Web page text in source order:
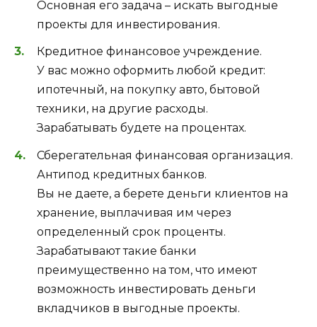
Основная его задача – искать выгодные
проекты для инвестирования.
Кредитное финансовое учреждение.
У вас можно оформить любой кредит:
ипотечный, на покупку авто, бытовой
техники, на другие расходы.
Зарабатывать будете на процентах.
Сберегательная финансовая организация.
Антипод кредитных банков.
Вы не даете, а берете деньги клиентов на
хранение, выплачивая им через
определенный срок проценты.
Зарабатывают такие банки
преимущественно на том, что имеют
возможность инвестировать деньги
вкладчиков в выгодные проекты.